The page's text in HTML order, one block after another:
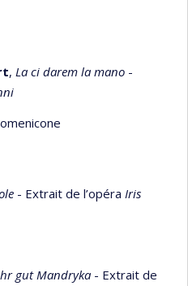
, La ci darem la mano -
- Extrait de l’opéra Iris
gut Mandryka - Extrait de